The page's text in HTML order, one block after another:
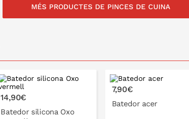
A LA CISTELLA A LA CISTELLA
MÉS PRODUCTES DE PINCES DE CUINA
14,90€
Batedor silicona Oxo
7,90€
Batedor acer